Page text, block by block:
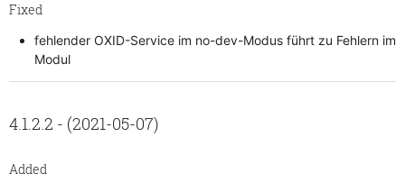
Fixed
fehlender OXID-Service im no-dev-Modus führt zu Fehlern im
Modul
4.1.2.2 - (2021-05-07)
Added